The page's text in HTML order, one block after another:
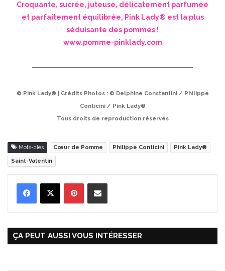
Croquante, sucrée, juteuse, délicatement parfumée
et parfaitement équilibrée, Pink Lady® est la plus
séduisante des pommes !
www.pomme-pinklady.com
© Pink Lady® | Crédits Photos : © Delphine Constantini / Philippe
Conticini / Pink Lady®
Tous droits de reproduction réservés
Mots-clés Cœur de Pomme Philippe Conticini Pink Lady®
Saint-Valentin
ÇA PEUT AUSSI VOUS INTÉRESSER